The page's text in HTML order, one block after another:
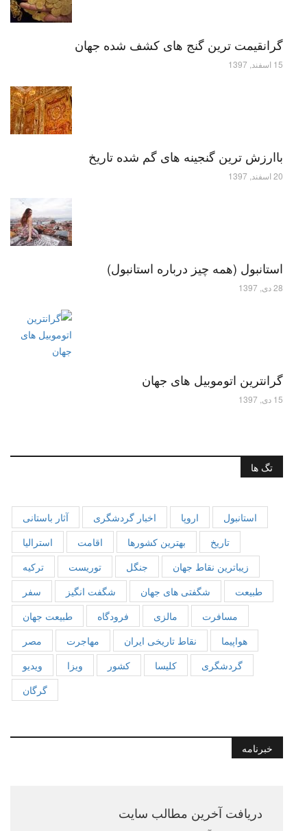
گرانقیمت ترین گنج های کشف شده جهان
15 اسفند, 1397
باارزش ترین گنجینه های گم شده تاریخ
20 اسفند, 1397
استانبول (همه چیز درباره استانبول)
28 دی, 1397
گرانترین اتوموبیل های جهان
15 دی, 1397
تگ ها
آثار باستانی اخبار گردشگری اروپا
استانبول
استرالیا
اقامت بهترین کشورها
تاریخ
ترکیه
توریست جنگل
زیباترین نقاط جهان
سفر
شگفت انگیز شگفتی های جهان
طبیعت
طبیعت جهان
فرودگاه مالزی
مسافرت
مصر
مهاجرت نقاط تاریخی ایران
هواپیما
ویدیو
ویزا کشور کلیسا
گردشگری
گرگان
خبرنامه
دریافت آخرین مطالب سایت